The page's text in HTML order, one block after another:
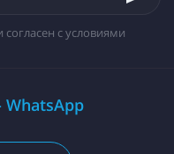
согласен с условиями
WhatsApp